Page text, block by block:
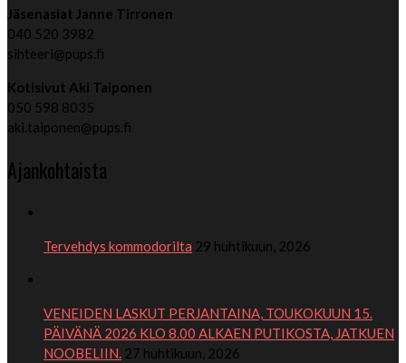
Jäsenasiat Janne Tirronen
040 520 3982
sihteeri@pups.fi
Kotisivut Aki Taiponen
050 598 8035
aki.taiponen@pups.fi
Ajankohtaista
Tervehdys kommodorilta 29 huhtikuun, 2026
VENEIDEN LASKUT PERJANTAINA, TOUKOKUUN 15.
PÄIVÄNÄ 2026 KLO 8.00 ALKAEN PUTIKOSTA, JATKUEN
NOOBELIIN. 27 huhtikuun, 2026